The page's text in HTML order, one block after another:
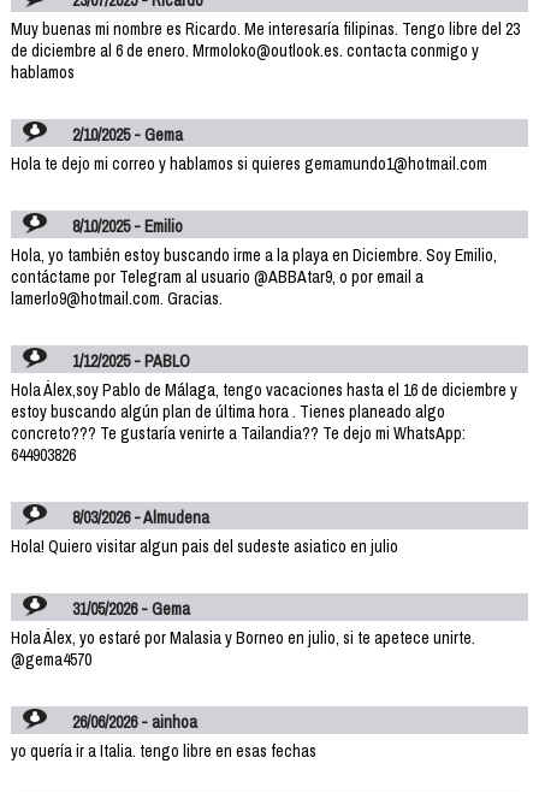
Muy buenas mi nombre es Ricardo. Me interesaría filipinas. Tengo libre del 23
de diciembre al 6 de enero. Mrmoloko@outlook.es. contacta conmigo y
hablamos
2/10/2025 - Gema
Hola te dejo mi correo y hablamos si quieres gemamundo1@hotmail.com
8/10/2025 - Emilio
Hola, yo también estoy buscando irme a la playa en Diciembre. Soy Emilio,
contáctame por Telegram al usuario @ABBAtar9, o por email a
lamerlo9@hotmail.com. Gracias.
1/12/2025 - PABLO
Hola Álex,soy Pablo de Málaga, tengo vacaciones hasta el 16 de diciembre y
estoy buscando algún plan de última hora . Tienes planeado algo
concreto??? Te gustaría venirte a Tailandia?? Te dejo mi WhatsApp:
644903826
8/03/2026 - Almudena
Hola! Quiero visitar algun pais del sudeste asiatico en julio
31/05/2026 - Gema
Hola Álex, yo estaré por Malasia y Borneo en julio, si te apetece unirte.
@gema4570
26/06/2026 - ainhoa
yo quería ir a Italia. tengo libre en esas fechas